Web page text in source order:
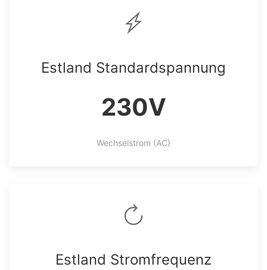
Estland Standardspannung
230V
Wechselstrom (AC)
Estland Stromfrequenz